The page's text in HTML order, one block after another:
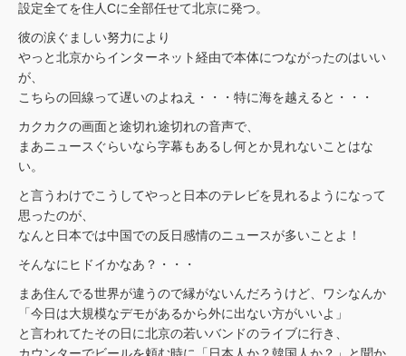
設定全てを住人Cに全部任せて北京に発つ。
彼の涙ぐましい努力により
やっと北京からインターネット経由で本体につながったのはいい
が、
こちらの回線って遅いのよねえ・・・特に海を越えると・・・
カクカクの画面と途切れ途切れの音声で、
まあニュースぐらいなら字幕もあるし何とか見れないことはな
い。
と言うわけでこうしてやっと日本のテレビを見れるようになって
思ったのが、
なんと日本では中国での反日感情のニュースが多いことよ！
そんなにヒドイかなあ？・・・
まあ住んでる世界が違うので縁がないんだろうけど、ワシなんか
「今日は大規模なデモがあるから外に出ない方がいいよ」
と言われてたその日に北京の若いバンドのライブに行き、